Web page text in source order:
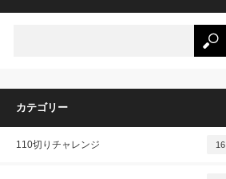
カテゴリー
110切りチャレンジ 16